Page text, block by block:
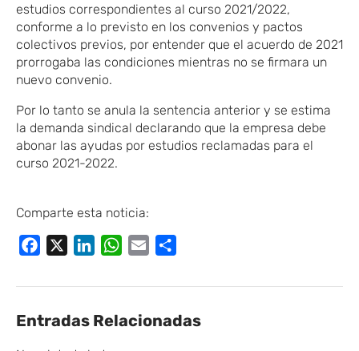
estudios correspondientes al curso 2021/2022,
conforme a lo previsto en los convenios y pactos
colectivos previos, por entender que el acuerdo de 2021
prorrogaba las condiciones mientras no se firmara un
nuevo convenio.
Por lo tanto se anula la sentencia anterior y se estima
la demanda sindical declarando que la empresa debe
abonar las ayudas por estudios reclamadas para el
curso 2021-2022.
Comparte esta noticia:
Facebook LinkedInWhatsApp
Email
Entradas Relacionadas